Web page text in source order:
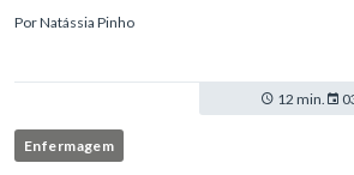
enferm
PorNatássia Pinho
12 min.
Enfermagem